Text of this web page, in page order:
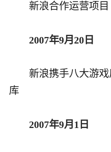
新浪合作运营项
2007年9月20日
新浪携手八大游
库
2007年9月1日